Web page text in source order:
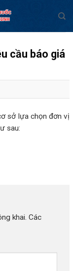
cầu báo giá
sở lựa chọn đơn vị
sau:
khai. Các